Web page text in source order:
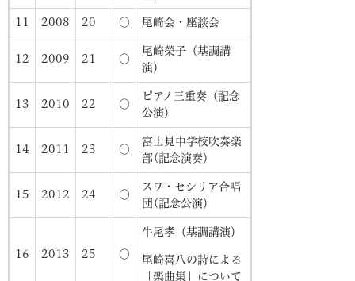
11 2008 20 ○ 尾崎会・座談会
12 2009 21 ○
尾崎榮子（基調講
演）
13 2010 22 ○
ピアノ三重奏（記念
公演）
14 2011 23 ○
富士見中学校吹奏楽
部(記念演奏）
15 2012 24 ○
スワ・セシリア合唱
団(記念公演）
16 2013 25 ○
牛尾孝（基調講演）
尾崎喜八の詩による
「楽曲集」について